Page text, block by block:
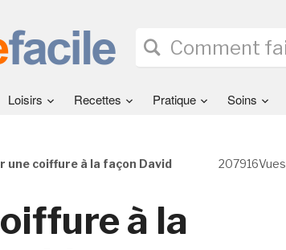
Loisirs Recettes Pratique Soins
207916Vues
une coiffure à la façon David
à la